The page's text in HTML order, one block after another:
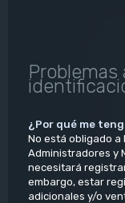
Problemas
¿Por qué me
No está obligado a
Administradores y
necesitará
embargo, estar
adicionales y/o